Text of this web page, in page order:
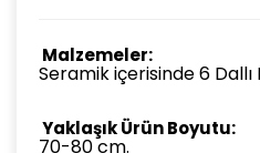
Malzemeler:
Seramik içerisinde 6
Yaklaşık Ürün Boyutu:
70-80 cm.